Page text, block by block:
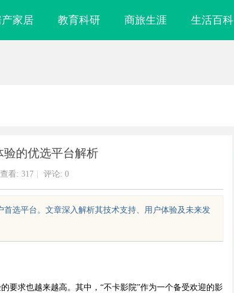
产家居 教育科研 商旅生涯 生活百科
的优选平台解析
查看: 317 评论: 0
选平台。文章深入解析其技术支持、用户体验及未来发
要求也越来越高。其中，“不卡影院”作为一个备受欢迎的影